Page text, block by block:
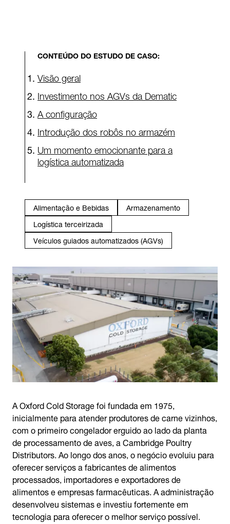
CONTEÚDO DO ESTUDO DE CASO:
Visão geral
Investimento nos AGVs da Dematic
A configuração
Introdução dos robôs no armazém
Um momento emocionante para a
logística automatizada
Alimentação e Bebidas
Armazenamento
Logística terceirizada
Veículos guiados automatizados (AGVs)
A Oxford Cold Storage foi fundada em 1975,
inicialmente para atender produtores de carne vizinhos,
com o primeiro congelador erguido ao lado da planta
de processamento de aves, a Cambridge Poultry
Distributors. Ao longo dos anos, o negócio evoluiu para
oferecer serviços a fabricantes de alimentos
processados, importadores e exportadores de
alimentos e empresas farmacêuticas. A administração
desenvolveu sistemas e investiu fortemente em
tecnologia para oferecer o melhor serviço possível.